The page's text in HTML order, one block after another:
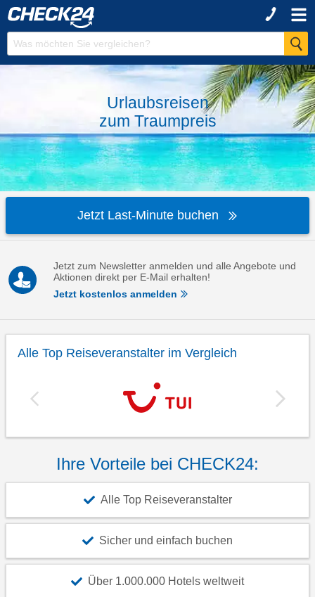
Urlaubsreisen
zum Traumpreis
Jetzt Last-Minute buchen
Jetzt zum Newsletter anmelden und alle Angebote und
Aktionen direkt per E-Mail erhalten!
Jetzt kostenlos anmelden
Alle Top Reiseveranstalter im Vergleich
Ihre Vorteile bei CHECK24:
Alle Top Reiseveranstalter
Sicher und einfach buchen
Über 1.000.000 Hotels weltweit